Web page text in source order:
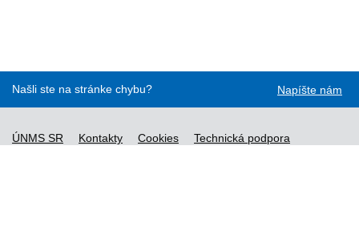
Našli ste na stránke chybu? Napíšte nám
ÚNMS SR Kontakty Cookies
Technická podpora